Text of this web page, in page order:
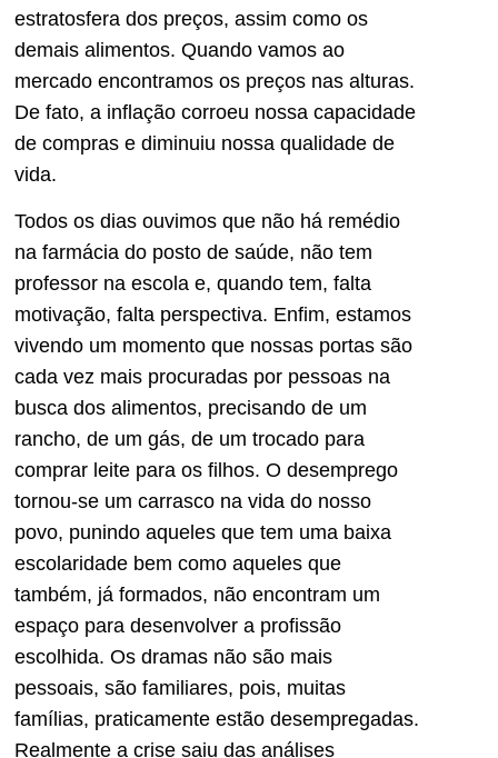
estratosfera dos preços, assim como os
demais alimentos. Quando vamos ao
mercado encontramos os preços nas alturas.
De fato, a inflação corroeu nossa capacidade
de compras e diminuiu nossa qualidade de
vida.
Todos os dias ouvimos que não há remédio
na farmácia do posto de saúde, não tem
professor na escola e, quando tem, falta
motivação, falta perspectiva. Enfim, estamos
vivendo um momento que nossas portas são
cada vez mais procuradas por pessoas na
busca dos alimentos, precisando de um
rancho, de um gás, de um trocado para
comprar leite para os filhos. O desemprego
tornou-se um carrasco na vida do nosso
povo, punindo aqueles que tem uma baixa
escolaridade bem como aqueles que
também, já formados, não encontram um
espaço para desenvolver a profissão
escolhida. Os dramas não são mais
pessoais, são familiares, pois, muitas
famílias, praticamente estão desempregadas.
Realmente a crise saiu das análises